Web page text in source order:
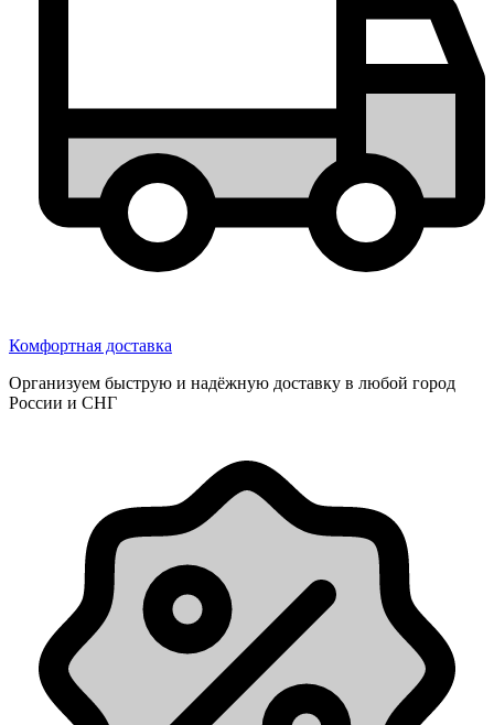
Комфортная доставка
Организуем быструю и надёжную доставку в любой город
России и СНГ